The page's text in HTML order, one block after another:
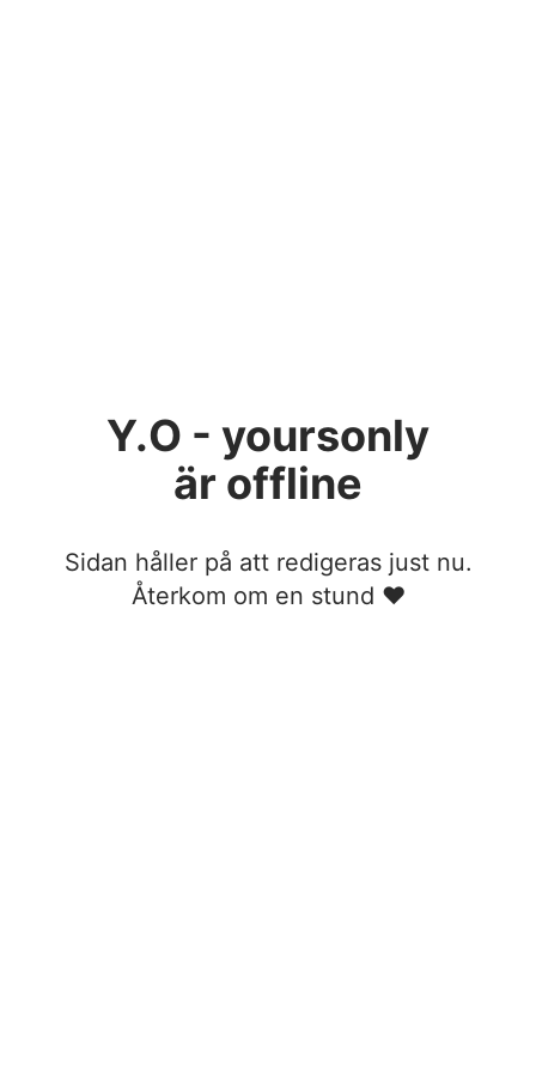
Y.O - yoursonly
är offline
Sidan håller på att redigeras just nu.
Återkom om en stund ❤︎